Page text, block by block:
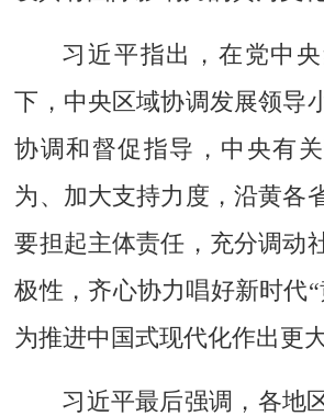
习近平指出，在党中
下，中央区域协调发展领导
协调和督促指导，中央有
为、加大支持力度，沿黄各
要担起主体责任，充分调动
极性，齐心协力唱好新时代“
为推进中国式现代化作出更
习近平最后强调，各地